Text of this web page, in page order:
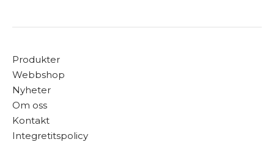
Produkter
Webbshop
Nyheter
Om oss
Kontakt
Integretitspolicy